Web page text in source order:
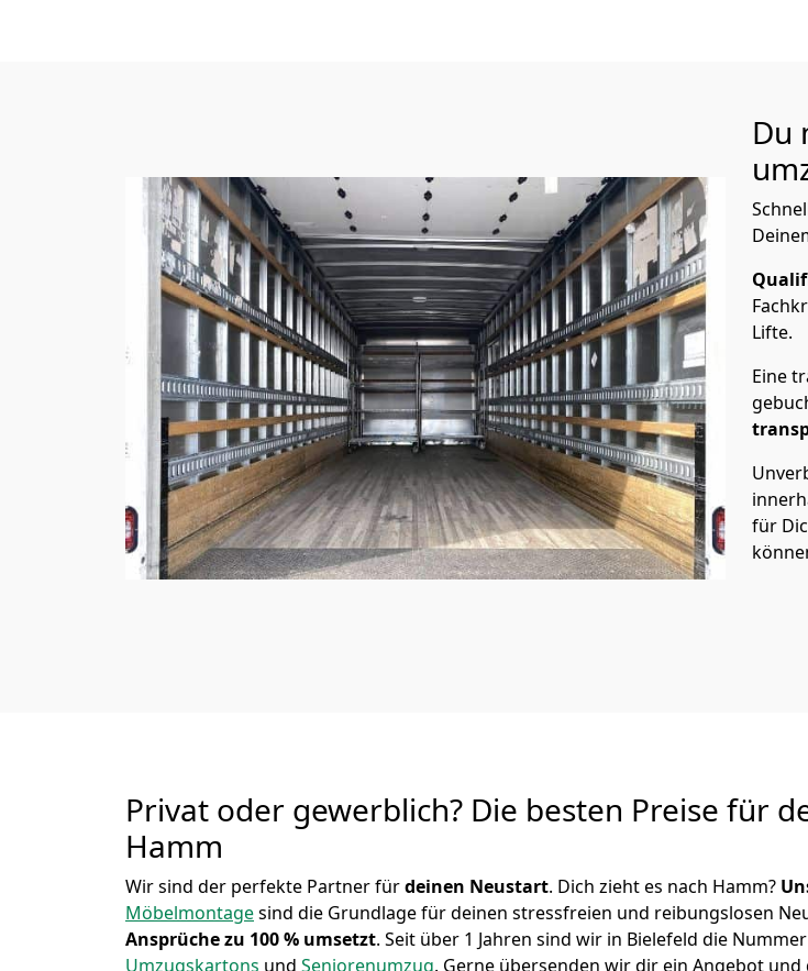
Du
Lifte.
Eine
für
Privat oder gewerblich? Die besten Preise für
Hamm
Wir sind der perfekte Partner fürdeinen Neustart. Dich zieht es nach Hamm?
Möbelmontagesind die Grundlage für deinen stressfreien und reibungslosen
Ansprüche zu 100 % umsetzt. Seit über 1 Jahren sind wir in Bielefeld die
Umzugskartons und Seniorenumzug. Gerne übersenden wir dir ein Angebot